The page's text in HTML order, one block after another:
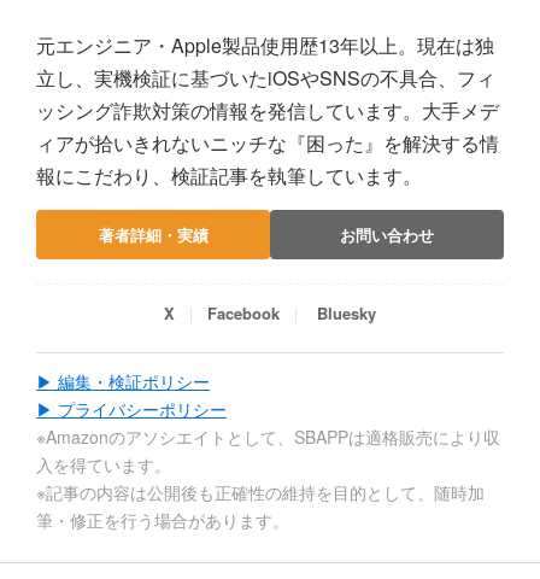
元エンジニア・Apple製品使用歴13年以上。現在は独
立し、実機検証に基づいたiOSやSNSの不具合、フィ
ッシング詐欺対策の情報を発信しています。大手メデ
ィアが拾いきれないニッチな『困った』を解決する情
報にこだわり、検証記事を執筆しています。
著者詳細・実績 お問い合わせ
X Facebook Bluesky
▶ 編集・検証ポリシー
▶ プライバシーポリシー
※Amazonのアソシエイトとして、SBAPPは適格販売により収
入を得ています。
※記事の内容は公開後も正確性の維持を目的として、随時加
筆・修正を行う場合があります。